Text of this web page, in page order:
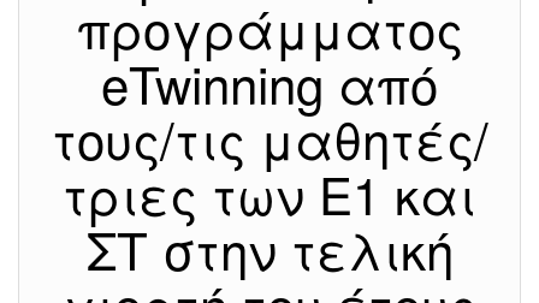
προγράμματος
eTwinning από
τους/τις μαθητές/
τριες των Ε1 και
ΣΤ στην τελική